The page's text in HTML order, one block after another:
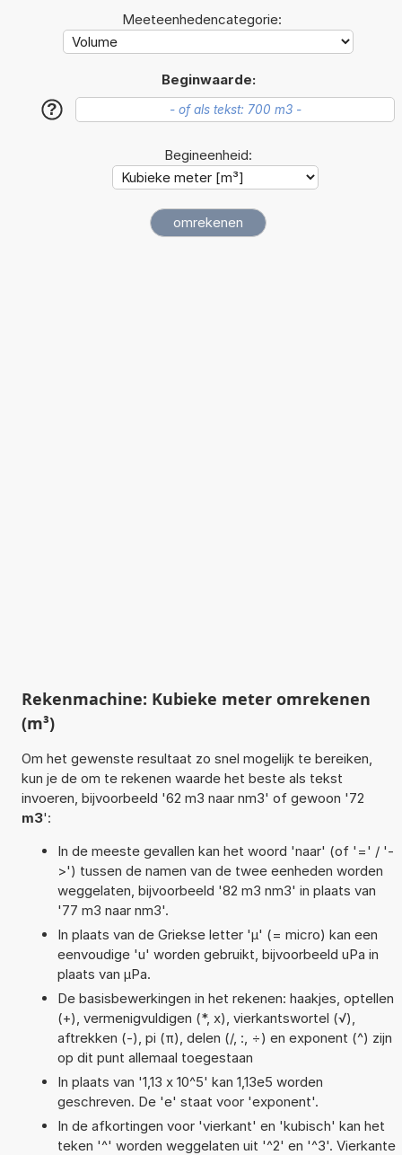
Meeteenhedencategorie:
Beginwaarde:
?
Begineenheid:
Rekenmachine: Kubieke meter omrekenen
(m³)
Om het gewenste resultaat zo snel mogelijk te bereiken,
kun je de om te rekenen waarde het beste als tekst
invoeren, bijvoorbeeld '62 m3 naar nm3' of gewoon '72
m3':
In de meeste gevallen kan het woord 'naar' (of '=' / '-
>') tussen de namen van de twee eenheden worden
weggelaten, bijvoorbeeld '82 m3 nm3' in plaats van
'77 m3 naar nm3'.
In plaats van de Griekse letter 'µ' (= micro) kan een
eenvoudige 'u' worden gebruikt, bijvoorbeeld uPa in
plaats van µPa.
De basisbewerkingen in het rekenen: haakjes, optellen
(+), vermenigvuldigen (*, x), vierkantswortel (√),
aftrekken (-), pi (π), delen (/, :, ÷) en exponent (^) zijn
op dit punt allemaal toegestaan
In plaats van '1,13 x 10^5' kan 1,13e5 worden
geschreven. De 'e' staat voor 'exponent'.
In de afkortingen voor 'vierkant' en 'kubisch' kan het
teken '^' worden weggelaten uit '^2' en '^3'. Vierkante